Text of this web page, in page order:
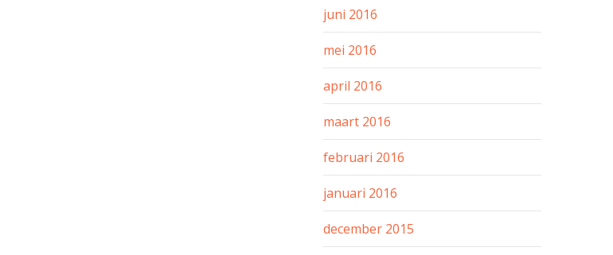
juni 2016
mei 2016
april 2016
maart 2016
februari 2016
januari 2016
december 2015